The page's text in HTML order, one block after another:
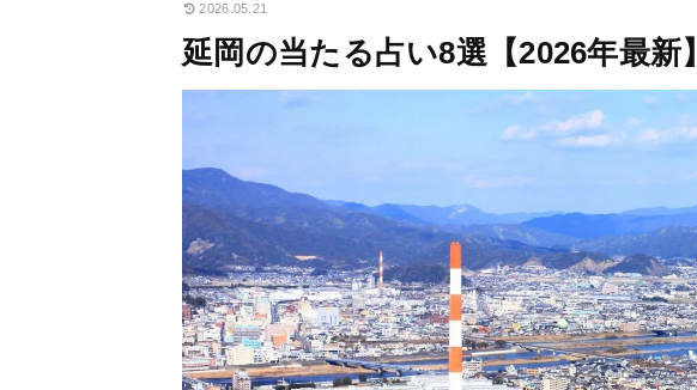
2026.05.21
延岡の当たる占い8選【2026年最新】